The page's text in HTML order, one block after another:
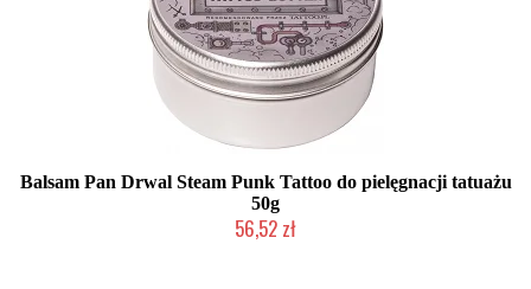
Balsam Pan Drwal Steam Punk Tattoo do pielęgnacji tatuażu
50g
56,52 zł